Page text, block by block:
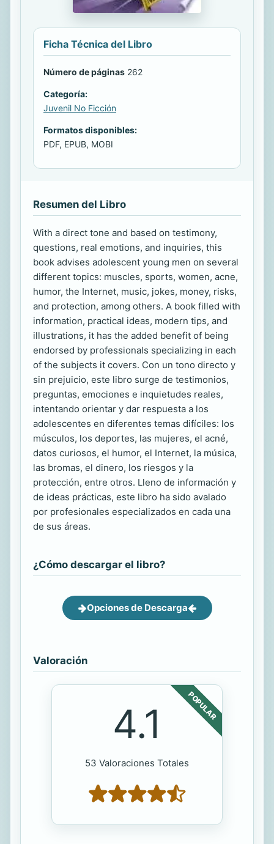
Ficha Técnica del Libro
Número de páginas 262
Categoría:
Juvenil No Ficción
Formatos disponibles:
PDF, EPUB, MOBI
Resumen del Libro
With a direct tone and based on testimony,
questions, real emotions, and inquiries, this
book advises adolescent young men on several
different topics: muscles, sports, women, acne,
humor, the Internet, music, jokes, money, risks,
and protection, among others. A book filled with
information, practical ideas, modern tips, and
illustrations, it has the added benefit of being
endorsed by professionals specializing in each
of the subjects it covers. Con un tono directo y
sin prejuicio, este libro surge de testimonios,
preguntas, emociones e inquietudes reales,
intentando orientar y dar respuesta a los
adolescentes en diferentes temas difíciles: los
músculos, los deportes, las mujeres, el acné,
datos curiosos, el humor, el Internet, la música,
las bromas, el dinero, los riesgos y la
protección, entre otros. Lleno de información y
de ideas prácticas, este libro ha sido avalado
por profesionales especializados en cada una
de sus áreas.
¿Cómo descargar el libro?
Opciones de Descarga
Valoración
POPULAR
4.1
53 Valoraciones Totales